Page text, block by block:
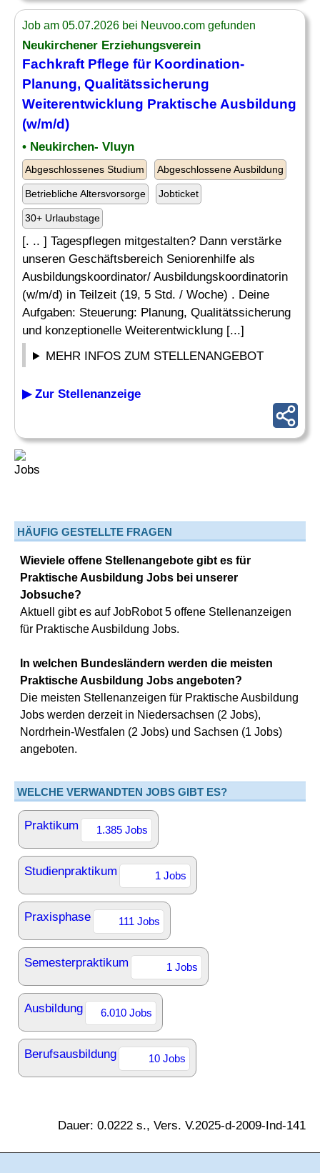
Job am 05.07.2026 bei Neuvoo.com gefunden
Neukirchener Erziehungsverein
Fachkraft Pflege für Koordination-
Planung, Qualitätssicherung
Weiterentwicklung Praktische Ausbildung
(w/m/d)
• Neukirchen- Vluyn
Abgeschlossenes Studium Abgeschlossene Ausbildung
Betriebliche Altersvorsorge Jobticket
30+ Urlaubstage
[. .. ] Tagespflegen mitgestalten? Dann verstärke
unseren Geschäftsbereich Seniorenhilfe als
Ausbildungskoordinator/ Ausbildungskoordinatorin
(w/m/d) in Teilzeit (19, 5 Std. / Woche) . Deine
Aufgaben: Steuerung: Planung, Qualitätssicherung
und konzeptionelle Weiterentwicklung [...]
MEHR INFOS ZUM STELLENANGEBOT
▶ Zur Stellenanzeige
HÄUFIG GESTELLTE FRAGEN
Wieviele offene Stellenangebote gibt es für
Praktische Ausbildung Jobs bei unserer
Jobsuche?
Aktuell gibt es auf JobRobot 5 offene Stellenanzeigen
für Praktische Ausbildung Jobs.
In welchen Bundesländern werden die meisten
Praktische Ausbildung Jobs angeboten?
Die meisten Stellenanzeigen für Praktische Ausbildung
Jobs werden derzeit in Niedersachsen (2 Jobs),
Nordrhein-Westfalen (2 Jobs) und Sachsen (1 Jobs)
angeboten.
WELCHE VERWANDTEN JOBS GIBT ES?
Praktikum 1.385 Jobs
Studienpraktikum 1 Jobs
Praxisphase 111 Jobs
Semesterpraktikum 1 Jobs
Ausbildung 6.010 Jobs
Berufsausbildung 10 Jobs
Dauer: 0.0222 s., Vers. V.2025-d-2009-Ind-141